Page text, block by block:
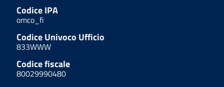
Codice IPA
omco_fi
Codice Univoco Ufficio
833WWW
Codice fiscale
80029990480